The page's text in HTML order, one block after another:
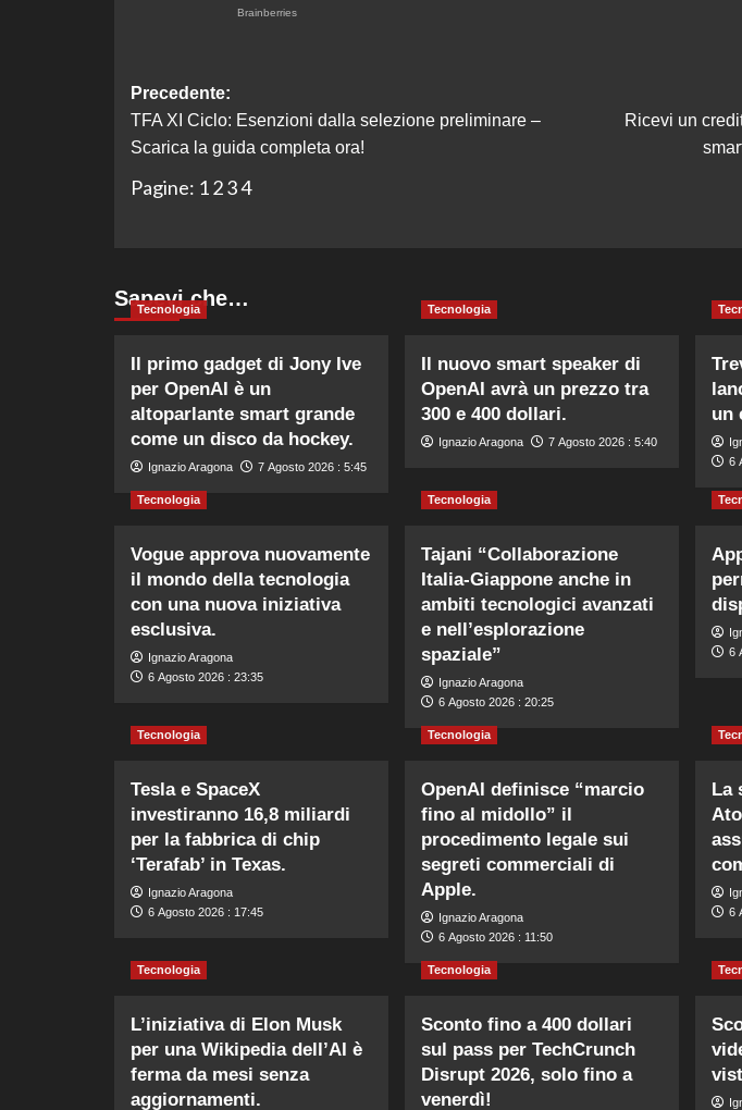
Navigazione
articolo
Precedente:
TFA XI Ciclo: Esenzioni dalla selezione preliminare –
Scarica la guida completa ora!
Ricevi un
Pagine: 1 2 34
Sapevi che…
Tecnologia
Il primo gadget di Jony Ive
per OpenAI è un
altoparlante smart grande
come un disco da hockey.
Ignazio Aragona 7 Agosto 2026 : 5:45
Tecnologia
Il nuovo smart speaker di
OpenAI avrà un prezzo tra
300 e 400 dollari.
Ignazio Aragona 7 Agosto 2026 : 5:40
un
6
Tecnologia
Vogue approva nuovamente
il mondo della tecnologia
con una nuova iniziativa
esclusiva.
Ignazio Aragona
6 Agosto 2026 : 23:35
Tecnologia
Tajani “Collaborazione
Italia-Giappone anche in
ambiti tecnologici avanzati
e nell’esplorazione
spaziale”
Ignazio Aragona
6 Agosto 2026 : 20:25
6
Tecnologia
Tesla e SpaceX
investiranno 16,8 miliardi
per la fabbrica di chip
‘Terafab’ in Texas.
Ignazio Aragona
6 Agosto 2026 : 17:45
Tecnologia
OpenAI definisce “marcio
fino al midollo” il
procedimento legale sui
segreti commerciali di
Apple.
Ignazio Aragona
6 Agosto 2026 : 11:50
La
6
Tecnologia
L’iniziativa di Elon Musk
per una Wikipedia dell’AI è
ferma da mesi senza
aggiornamenti.
Tecnologia
Sconto fino a 400 dollari
sul pass per TechCrunch
Disrupt 2026, solo fino a
venerdì!